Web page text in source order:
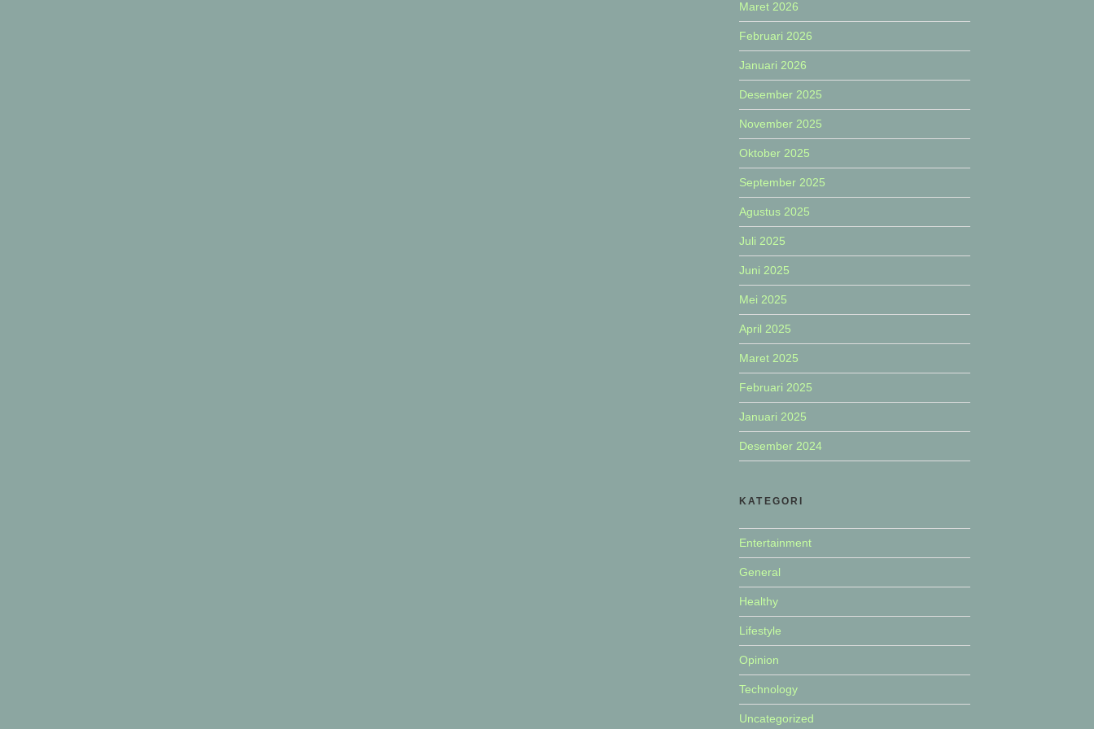
Maret 2026
Februari 2026
Januari 2026
Desember 2025
November 2025
Oktober 2025
September 2025
Agustus 2025
Juli 2025
Juni 2025
Mei 2025
April 2025
Maret 2025
Februari 2025
Januari 2025
Desember 2024
KATEGORI
Entertainment
General
Healthy
Lifestyle
Opinion
Technology
Uncategorized